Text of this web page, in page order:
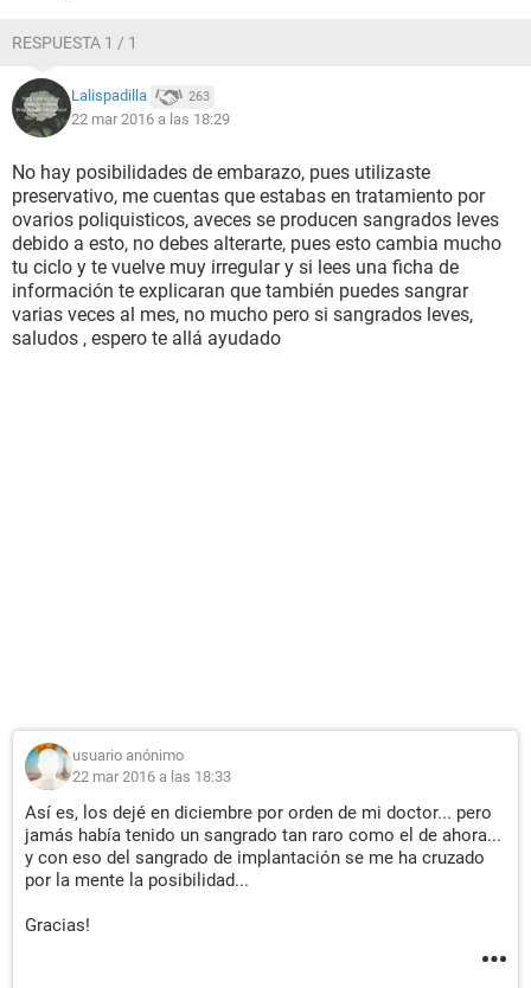
RESPUESTA 1 / 1
Lalispadilla 263
22 mar 2016 a las 18:29
No hay posibilidades de embarazo, pues utilizaste
preservativo, me cuentas que estabas en tratamiento por
ovarios poliquisticos, aveces se producen sangrados leves
debido a esto, no debes alterarte, pues esto cambia mucho
tu ciclo y te vuelve muy irregular y si lees una ficha de
información te explicaran que también puedes sangrar
varias veces al mes, no mucho pero si sangrados leves,
saludos , espero te allá ayudado
usuario anónimo
22 mar 2016 a las 18:33
Así es, los dejé en diciembre por orden de mi doctor... pero
jamás había tenido un sangrado tan raro como el de ahora...
y con eso del sangrado de implantación se me ha cruzado
por la mente la posibilidad...
Gracias!